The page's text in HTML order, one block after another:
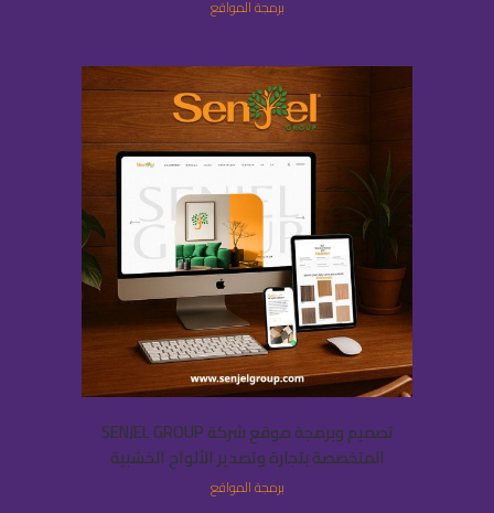
برمجة المواقع
تصميم وبرمجة موقع شركة SENJEL GROUP
المتخصصة بتجارة وتصدير الألواح الخشبية
برمجة المواقع